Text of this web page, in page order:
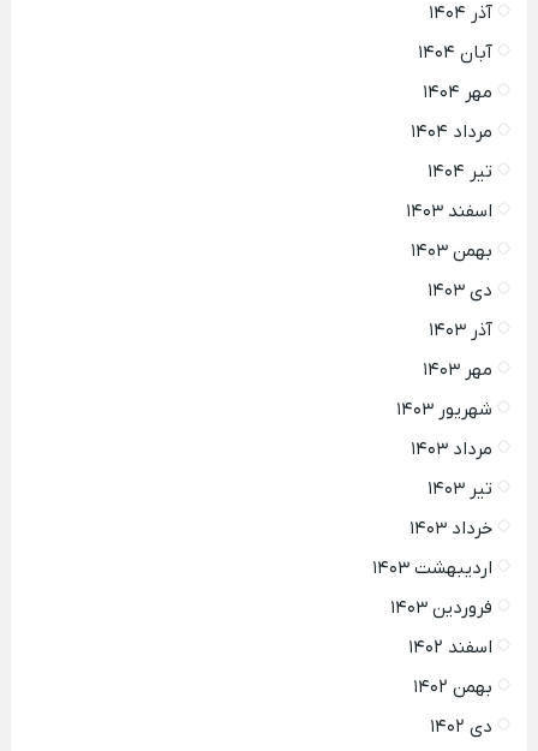
آذر ۱۴۰۴
آبان ۱۴۰۴
مهر ۱۴۰۴
مرداد ۱۴۰۴
تیر ۱۴۰۴
اسفند ۱۴۰۳
بهمن ۱۴۰۳
دی ۱۴۰۳
آذر ۱۴۰۳
مهر ۱۴۰۳
شهریور ۱۴۰۳
مرداد ۱۴۰۳
تیر ۱۴۰۳
خرداد ۱۴۰۳
اردیبهشت ۱۴۰۳
فروردین ۱۴۰۳
اسفند ۱۴۰۲
بهمن ۱۴۰۲
دی ۱۴۰۲